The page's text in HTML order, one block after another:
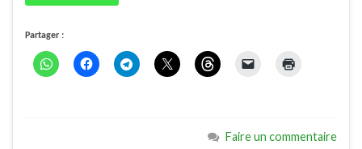
Partager :
Faire un commentaire